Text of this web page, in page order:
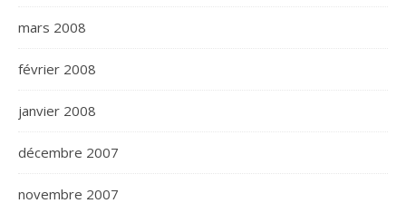
mars 2008
février 2008
janvier 2008
décembre 2007
novembre 2007